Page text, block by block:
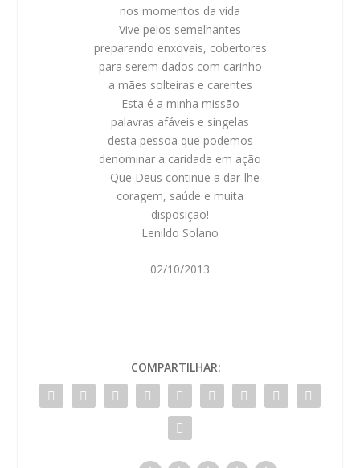
nos momentos da vida
Vive pelos semelhantes
preparando enxovais, cobertores
para serem dados com carinho
a mães solteiras e carentes
Esta é a minha missão
palavras afáveis e singelas
desta pessoa que podemos
denominar a caridade em ação
– Que Deus continue a dar-lhe
coragem, saúde e muita
disposição!
Lenildo Solano
02/10/2013
COMPARTILHAR: